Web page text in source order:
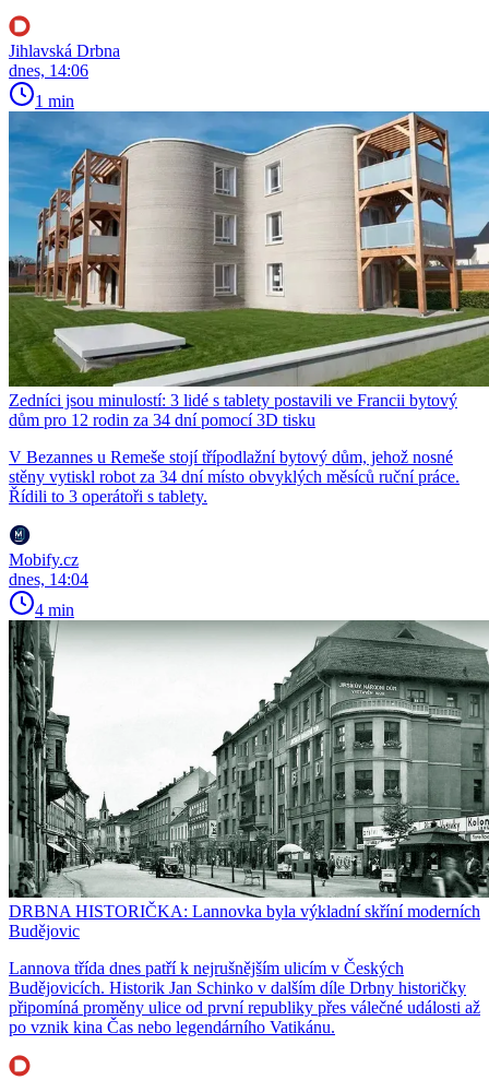
Jihlavská Drbna
dnes, 14:06
1 min
Zedníci jsou minulostí: 3 lidé s tablety postavili ve Francii bytový
dům pro 12 rodin za 34 dní pomocí 3D tisku
V Bezannes u Remeše stojí třípodlažní bytový dům, jehož nosné
stěny vytiskl robot za 34 dní místo obvyklých měsíců ruční práce.
Řídili to 3 operátoři s tablety.
Mobify.cz
dnes, 14:04
4 min
DRBNA HISTORIČKA: Lannovka byla výkladní skříní moderních
Budějovic
Lannova třída dnes patří k nejrušnějším ulicím v Českých
Budějovicích. Historik Jan Schinko v dalším díle Drbny historičky
připomíná proměny ulice od první republiky přes válečné události až
po vznik kina Čas nebo legendárního Vatikánu.